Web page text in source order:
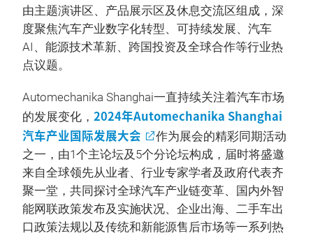
由主题演讲区、产品展示区及休息交流区组成，深
度聚焦汽车产业数字化转型、可持续发展、汽车
AI、能源技术革新、跨国投资及全球合作等行业热
点议题。
Automechanika Shanghai一直持续关注着汽车市场
的发展变化， 2024年Automechanika Shanghai
汽车产业国际发展大会
作为展会的精彩同期活动
之一，由1个主论坛及5个分论坛构成，届时将盛邀
来自全球领先从业者、行业专家学者及政府代表齐
聚一堂，共同探讨全球汽车产业链变革、国内外智
能网联政策发布及实施状况、企业出海、二手车出
口政策法规以及传统和新能源售后市场等一系列热